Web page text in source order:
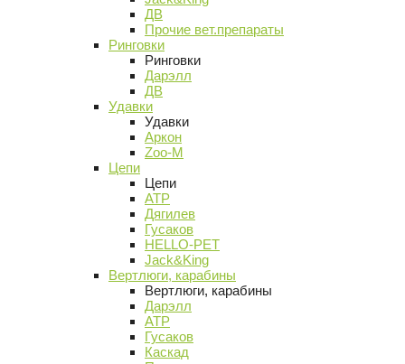
ДВ
Прочие вет.препараты
Ринговки
Ринговки
Дарэлл
ДВ
Удавки
Удавки
Аркон
Zoo-M
Цепи
Цепи
АТР
Дягилев
Гусаков
HELLO-PET
Jack&King
Вертлюги, карабины
Вертлюги, карабины
Дарэлл
АТР
Гусаков
Каскад